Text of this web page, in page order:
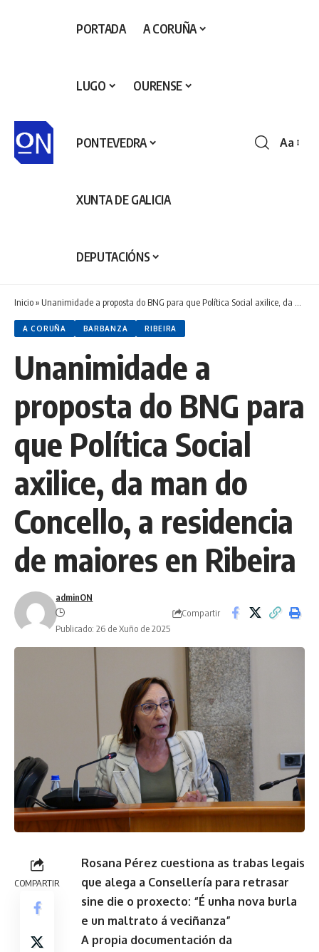
PORTADA A CORUÑA
LUGO OURENSE
PONTEVEDRA
XUNTA DE GALICIA
DEPUTACIÓNS
Aa
Inicio» Unanimidade a proposta do BNG para que Política Social axilice, da man do Concello, a residencia de maiores en Ribeira
A CORUÑA BARBANZA RIBEIRA
Unanimidade a
proposta do BNG para
que Política Social
axilice, da man do
Concello, a residencia
de maiores en Ribeira
adminON
Publicado: 26 de Xuño de 2025
Compartir
COMPARTIR
Rosana Pérez cuestiona as trabas legais
que alega a Consellería para retrasar
sine die o proxecto: “É unha nova burla
e un maltrato á veciñanza”
A propia documentación da